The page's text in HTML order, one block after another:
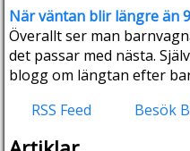
När väntan blir längre än
Överallt ser man
det passar med nästa.
blogg om längtan efter
RSS Feed
Besök